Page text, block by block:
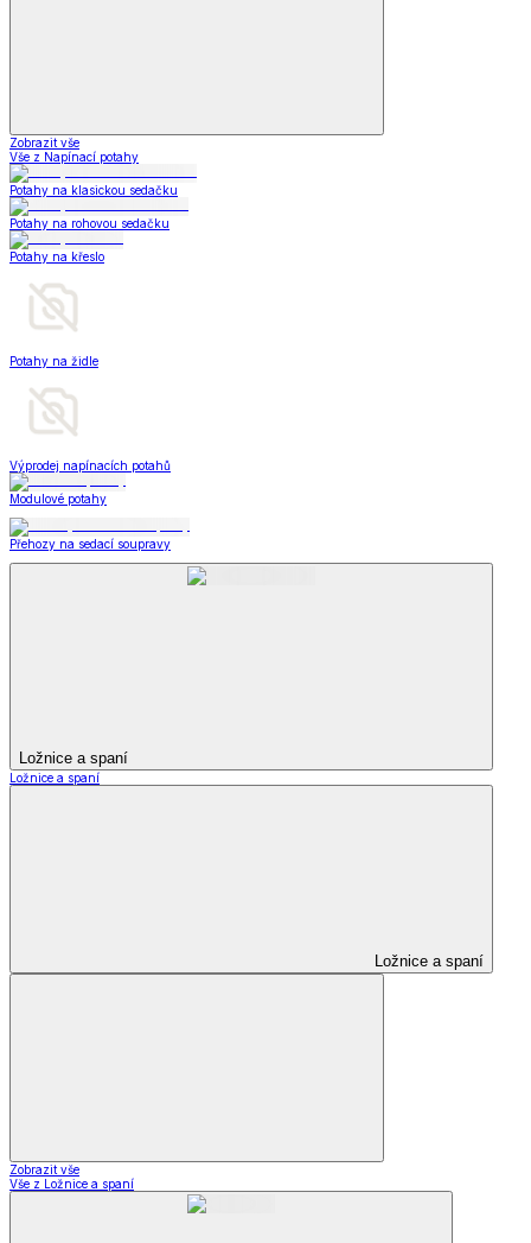
Zobrazit vše
Vše z Napínací potahy
Potahy na klasickou sedačku
Potahy na rohovou sedačku
Potahy na křeslo
Potahy na židle
Výprodej napínacích potahů
Modulové potahy
Přehozy na sedací soupravy
Ložnice a spaní
Ložnice a spaní
Ložnice a spaní
Zobrazit vše
Vše z Ložnice a spaní